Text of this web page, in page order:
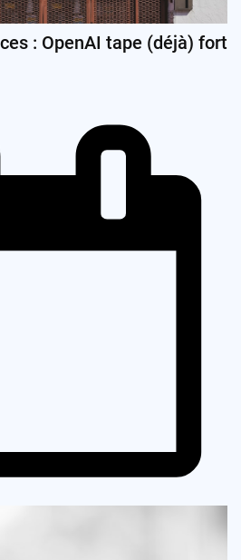
: OpenAI tape (déjà) fort